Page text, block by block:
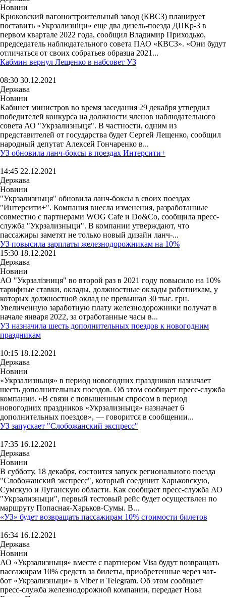
Новини
Крюковский вагоностроительный завод (КВСЗ) планирует
поставить «Укрзализніци» еще два дизель-поезда ДПКр-3 в
первом квартале 2022 года, сообщил Владимир Приходько,
председатель наблюдательного совета ПАО «КВСЗ». «Они будут
отличаться от своих собратьев образца 2021...
Кабмин вернул Лещенко в набсовет УЗ
08:30 30.12.2021
Держава
Новини
Кабинет министров во время заседания 29 декабря утвердил
победителей конкурса на должности членов наблюдательного
совета АО "Укрзализныця". В частности, одним из
представителей от государства будет Сергей Лещенко, сообщил
народный депутат Алексей Гончаренко в...
УЗ обновила ланч-боксы в поездах Интерсити+
14:45 22.12.2021
Держава
Новини
"Укрзализныця" обновила ланч-боксы в своих поездах
"Интерсити+". Компания внесла изменения, разработанные
совместно с партнерами WOG Cafe и Do&Co, сообщила пресс-
служба "Укрзализныци". В компании утверждают, что
пассажиры заметят не только новый дизайн ланч-...
УЗ повысила зарплаты железнодорожникам на 10%
15:30 18.12.2021
Держава
Новини
АО "Укрзалізниця" во второй раз в 2021 году повысило на 10%
тарифные ставки, оклады, должностные оклады работникам, у
которых должностной оклад не превышал 30 тыс. грн.
Увеличенную заработную плату железнодорожники получат в
начале января 2022, за отработанные часы в...
УЗ назначила шесть дополнительных поездов к новогодним
праздникам
10:15 18.12.2021
Держава
Новини
«Укрзализныця» в период новогодних праздников назначает
шесть дополнительных поездов. Об этом сообщает пресс-служба
компании. «В связи с повышенным спросом в период
новогодних праздников «Укрзализныця» назначает 6
дополнительных поездов», — говорится в сообщении...
УЗ запускает "Слобожанский экспресс"
17:35 16.12.2021
Держава
Новини
В субботу, 18 декабря, состоится запуск регионального поезда
"Слобожанский экспресс", который соединит Харьковскую,
Сумскую и Луганскую области. Как сообщает пресс-служба АО
"Укрзализныци", первый тестовый рейс будет осуществлен по
маршруту Попасная-Харьков-Сумы. В...
«УЗ» будет возвращать пассажирам 10% стоимости билетов
16:34 16.12.2021
Держава
Новини
АО «Укрзализныця» вместе с партнером Visa будут возвращать
пассажирам 10% средств за билеты, приобретенные через чат-
бот «Укрзализныци» в Viber и Telegram. Об этом сообщает
пресс-служба железнодорожной компании, передает Нова